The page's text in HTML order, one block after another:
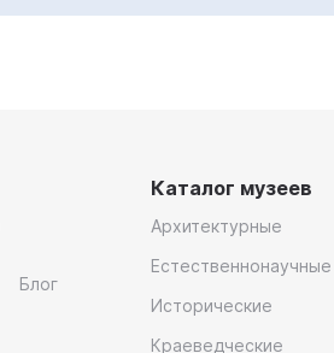
Блог
Каталог музеев
Архитектурные
Естественнонаучные
Исторические
Краеведческие